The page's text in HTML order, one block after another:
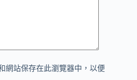
網站保存在此瀏覽器中，以便